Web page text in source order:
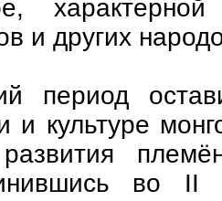
и других
период
и культуре
во II